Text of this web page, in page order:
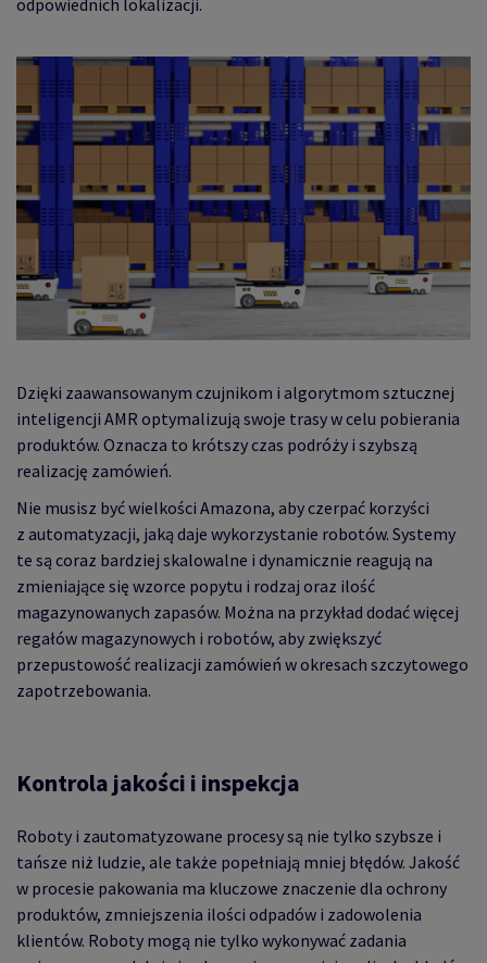
Dzięki zaawansowanym czujnikom i algorytmom sztucznej
inteligencji AMR optymalizują swoje trasy w celu pobierania
produktów. Oznacza to krótszy czas podróży i szybszą
realizację zamówień.
Nie musisz być wielkości Amazona, aby czerpać korzyści
z automatyzacji, jaką daje wykorzystanie robotów. Systemy
te są coraz bardziej skalowalne i dynamicznie reagują na
zmieniające się wzorce popytu i rodzaj oraz ilość
magazynowanych zapasów. Można na przykład dodać więcej
regałów magazynowych i robotów, aby zwiększyć
przepustowość realizacji zamówień w okresach szczytowego
zapotrzebowania.
Kontrola jakości i inspekcja
Roboty i zautomatyzowane procesy są nie tylko szybsze i
tańsze niż ludzie, ale także popełniają mniej błędów. Jakość
w procesie pakowania ma kluczowe znaczenie dla ochrony
produktów, zmniejszenia ilości odpadów i zadowolenia
klientów. Roboty mogą nie tylko wykonywać zadania